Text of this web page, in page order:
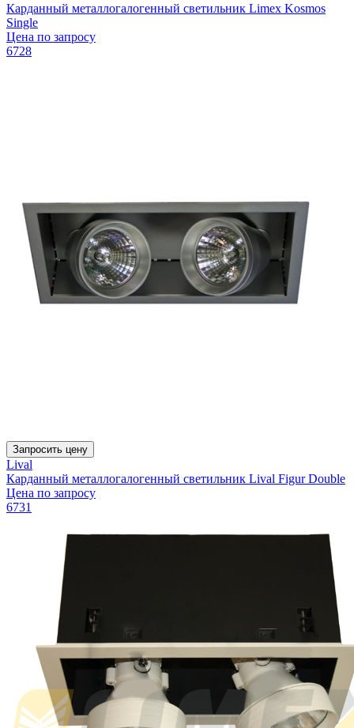
Карданный металлогалогенный светильник Limex Kosmos
Single
Цена по запросу
6728
Запросить цену
Lival
Карданный металлогалогенный светильник Lival Figur Double
Цена по запросу
6731